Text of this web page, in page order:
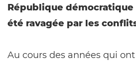
République démocratique
été ravagée par les
Au cours des années qui